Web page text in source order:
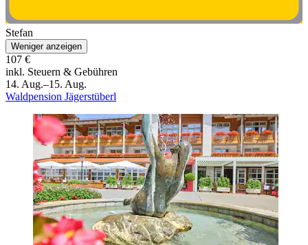
Stefan
Weniger anzeigen
107 €
inkl. Steuern & Gebühren
14. Aug.–15. Aug.
Waldpension Jägerstüberl